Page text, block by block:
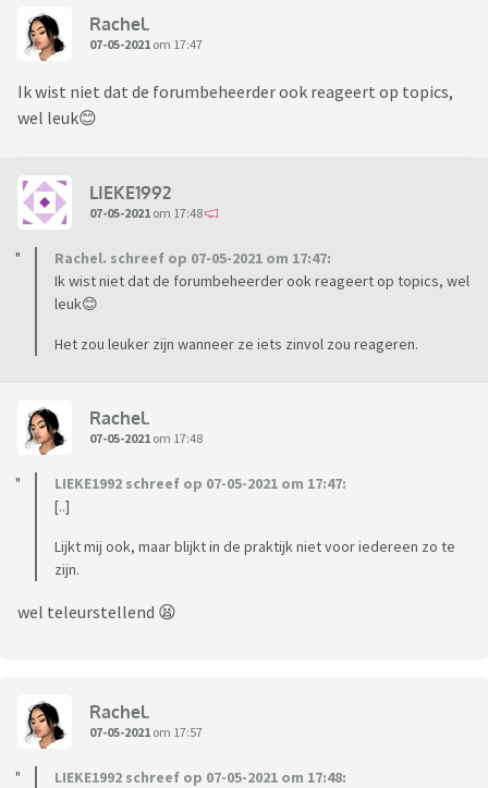
Rachel.
07-05-2021 om 17:47
Ik wist niet dat de forumbeheerder ook reageert op topics,
wel leuk😊
LIEKE1992
07-05-2021 om 17:48
Rachel. schreef op 07-05-2021 om 17:47:
Ik wist niet dat de forumbeheerder ook reageert op topics, wel
leuk😊
Het zou leuker zijn wanneer ze iets zinvol zou reageren.
Rachel.
07-05-2021 om 17:48
LIEKE1992 schreef op 07-05-2021 om 17:47:
[..]
Lijkt mij ook, maar blijkt in de praktijk niet voor iedereen zo te
zijn.
wel teleurstellend 😫
Rachel.
07-05-2021 om 17:57
LIEKE1992 schreef op 07-05-2021 om 17:48: